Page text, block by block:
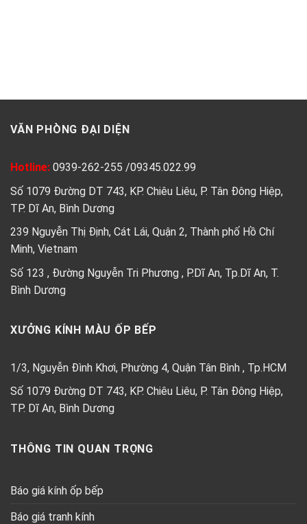
VĂN PHÒNG ĐẠI DIỆN
Hotline: 0939-262-255 /09345.022.99
Số 1079 Đường DT 743, KP. Chiêu Liêu, P. Tân Đông Hiệp,
TP. Dĩ An, Bình Dương
239 Nguyễn Thị Định, Cát Lái, Quận 2, Thành phố Hồ Chí
Minh, Vietnam
Số 123 , Đường Nguyễn Tri Phương , P.Dĩ An, Tp.Dĩ An, T.
Bình Dương
XƯỞNG KÍNH MÀU ỐP BẾP
1/3, Nguyễn Đình Khơi, Phường 4, Quận Tân Bình , Tp.HCM
Số 1079 Đường DT 743, KP. Chiêu Liêu, P. Tân Đông Hiệp,
TP. Dĩ An, Bình Dương
THÔNG TIN QUAN TRỌNG
Báo giá kính ốp bếp
Báo giá tranh kính